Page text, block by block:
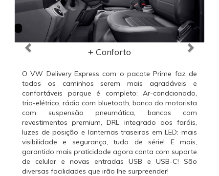
+ Conforto
O VW Delivery Express com o pacote Prime faz de
todos os caminhos serem mais agradáveis e
confortáveis porque é completo: Ar-condcionado,
trio-elétrico, rádio com bluetooth, banco do motorista
com suspensão pneumática, bancos com
revestimentos premium, DRL integrado aos faróis,
luzes de posição e lanternas traseiras em LED: mais
visibilidade e segurança, tudo de série! E mais,
garantido mais praticidade agora conta com suporte
de celular e novas entradas USB e USB-C! São
diversas facilidades que irão lhe surpreender!